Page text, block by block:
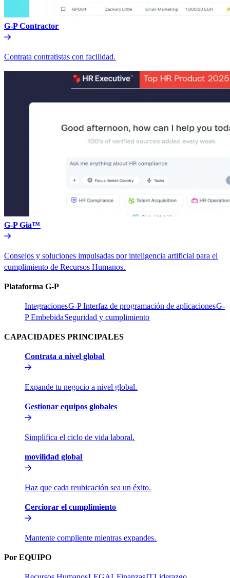
G-P Contractor​​
Contrata contratistas con facilidad.​​
G-P Gia™​​
Consejos y soluciones impulsadas por inteligencia artificial para el
cumplimiento de Recursos Humanos.​​
Plataforma G-P​​
Integraciones​​G-P Interfaz de programación de aplicaciones​​G-
P Embebida​​Seguridad y cumplimiento​​
CAPACIDADES PRINCIPALES​​
Contrata a nivel global​​
Expande tu negocio a nivel global.​​
Gestionar equipos globales​​
Simplifica el ciclo de vida laboral.​​
movilidad global​​
Haz que cada reubicación sea un éxito.​​
Cerciorar el cumplimiento​​
Mantente compliente mientras expandes.​​
Por EQUIPO​​